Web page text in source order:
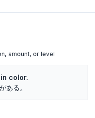
amount, or level
color.
ある。